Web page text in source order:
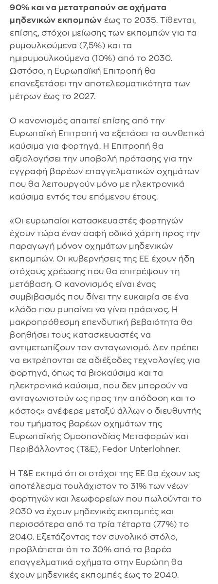
90% και να μετατραπούν σε οχήματα
μηδενικών εκπομπών έως το 2035. Τίθενται,
επίσης, στόχοι μείωσης των εκπομπών για τα
ρυμουλκούμενα (7,5%) και τα
ημιρυμουλκούμενα (10%) από το 2030.
Ωστόσο, η Ευρωπαϊκή Επιτροπή θα
επανεξετάσει την αποτελεσματικότητα των
μέτρων έως το 2027.
Ο κανονισμός απαιτεί επίσης από την
Ευρωπαϊκή Επιτροπή να εξετάσει τα συνθετικά
καύσιμα για φορτηγά. Η Επιτροπή θα
αξιολογήσει την υποβολή πρότασης για την
εγγραφή βαρέων επαγγελματικών οχημάτων
που θα λειτουργούν μόνο με ηλεκτρονικά
καύσιμα εντός του επόμενου έτους.
«Οι ευρωπαίοι κατασκευαστές φορτηγών
έχουν τώρα έναν σαφή οδικό χάρτη προς την
παραγωγή μόνον οχημάτων μηδενικών
εκπομπών. Οι κυβερνήσεις της ΕΕ έχουν ήδη
στόχους χρέωσης που θα επιτρέψουν τη
μετάβαση. Ο κανονισμός είναι ένας
συμβιβασμός που δίνει την ευκαιρία σε ένα
κλάδο που ρυπαίνει να γίνει πράσινος. Η
μακροπρόθεσμη επενδυτική βεβαιότητα θα
βοηθήσει τους κατασκευαστές να
αντιμετωπίζουν τον ανταγωνισμό. Δεν πρέπει
να εκτρέπονται σε αδιέξοδες τεχνολογίες για
φορτηγά, όπως τα βιοκαύσιμα και τα
ηλεκτρονικά καύσιμα, που δεν μπορούν να
ανταγωνιστούν ως προς την απόδοση και το
κόστος» ανέφερε μεταξύ άλλων ο διευθυντής
του τμήματος βαρέων οχημάτων της
Ευρωπαϊκής Ομοσπονδίας Μεταφορών και
Περιβάλλοντος (T&E), Fedor Unterlohner.
Η T&E εκτιμά ότι οι στόχοι της ΕΕ θα έχουν ως
αποτέλεσμα τουλάχιστον το 31% των νέων
φορτηγών και λεωφορείων που πωλούνται το
2030 να έχουν μηδενικές εκπομπές και
περισσότερα από τα τρία τέταρτα (77%) το
2040. Εξετάζοντας τον συνολικό στόλο,
προβλέπεται ότι το 30% από τα βαρέα
επαγγελματικά οχήματα στην Ευρώπη θα
έχουν μηδενικές εκπομπές έως το 2040.